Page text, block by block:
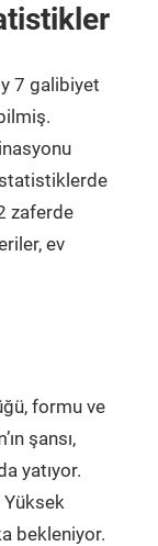
7 galibiyet
zaferde
ev
formu ve
şansı,
yatıyor.
bekleniyor.